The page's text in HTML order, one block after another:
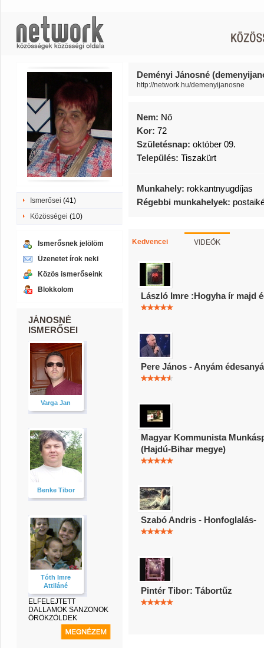
Ismerősei (41)
Közösségei (10)
Ismerősnek jelölöm
Üzenetet írok neki
Közös ismerőseink
Blokkolom
JÁNOSNÉ
ISMERŐSEI
Varga Jan
Benke Tibor
Tóth Imre
Attiláné
ELFELEJTETT
DALLAMOK SANZONOK
ÖRÖKZÖLDEK
Deményi Jánosné
http://network.hu/demenyijanosne
Nem: Nő
Kor: 72
Születésnap: október 09.
Település: Tiszakürt
Munkahely: rokkantnyugdíjas
Régebbi munkahelyek:
Kedvencei VIDEÓK
László Imre :Hogyha ír majd
Pere János - Anyám
Magyar Kommunista
(Hajdú-Bihar megye)
Szabó Andris - Honfoglalás-
Pintér Tibor: Tábortűz